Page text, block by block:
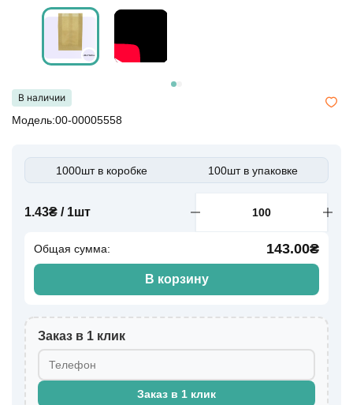
В наличии
Модель:00-00005558
1000шт в коробке 100шт в упаковке
1.43₴ / 1шт
Общая сумма: 143.00₴
В корзину
Заказ в 1 клик
Заказ в 1 клик